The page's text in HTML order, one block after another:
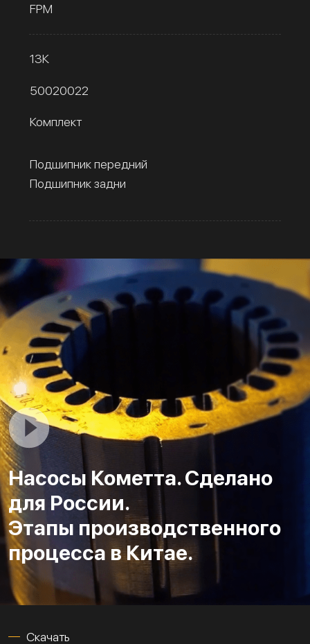
FPM
13К
50020022
Комплект
Подшипник передний
Подшипник задни
Насосы Кометта. Сделано
для России.
Этапы производственного
процесса в Китае.
Скачать